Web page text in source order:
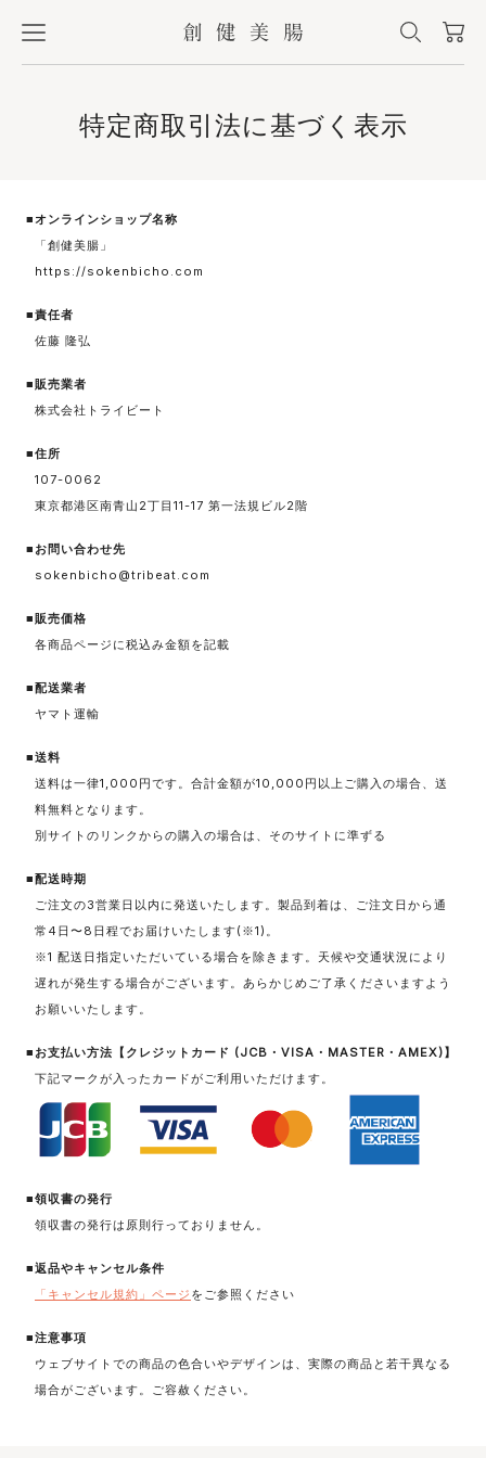
特定商取引法に基づく表示
■オンラインショップ名称
「創健美腸」
https://sokenbicho.com
■責任者
佐藤 隆弘
■販売業者
株式会社トライビート
■住所
107-0062
東京都港区南青山2丁目11-17 第一法規ビル2階
■お問い合わせ先
sokenbicho@tribeat.com
■販売価格
各商品ページに税込み金額を記載
■配送業者
ヤマト運輸
■送料
送料は一律1,000円です。合計金額が10,000円以上ご購入の場合、送
料無料となります。
別サイトのリンクからの購入の場合は、そのサイトに準ずる
■配送時期
ご注文の3営業日以内に発送いたします。製品到着は、ご注文日から通
常4日〜8日程でお届けいたします(※1)。
※1 配送日指定いただいている場合を除きます。天候や交通状況により
遅れが発生する場合がございます。あらかじめご了承くださいますよう
お願いいたします。
■お支払い方法【クレジットカード (JCB・VISA・MASTER・AMEX)】
下記マークが入ったカードがご利用いただけます。
■領収書の発行
領収書の発行は原則行っておりません。
■返品やキャンセル条件
「キャンセル規約」ページ をご参照ください
■注意事項
ウェブサイトでの商品の色合いやデザインは、実際の商品と若干異なる
場合がございます。ご容赦ください。